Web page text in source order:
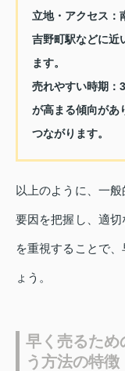
立地・アクセス：
吉野町駅などに近
ます。
売れやすい時期：
が高まる傾向があ
つながります。
以上のように、一
要因を把握し、適
を重視することで
ょう。
早く売るた
う方法の特徴